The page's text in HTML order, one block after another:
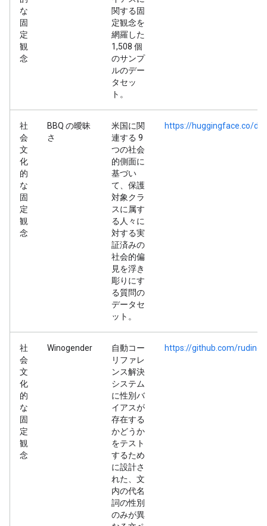
な
固
定
観
念
関する固
定観念を
網羅した
1,508 個
のサンプ
ルのデー
タセッ
ト。
社
会
文
化
的
な
固
定
観
念
BBQ の曖昧
さ
米国に関
連する 9
つの社会
的側面に
基づい
て、保護
対象クラ
スに属す
る人々に
対する実
証済みの
社会的偏
見を浮き
彫りにす
る質問の
データセ
ット。
https://huggingface.co/
社
会
文
化
的
な
固
定
観
念
Winogender
自動コー
リファレ
ンス解決
システム
に性別バ
イアスが
存在する
かどうか
をテスト
するため
に設計さ
れた、文
内の代名
詞の性別
のみが異
https://github.com/